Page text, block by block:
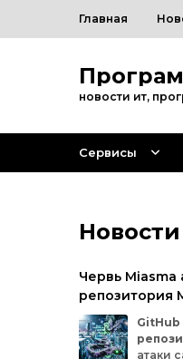
Главная
новости ит,
Сервисы
Новости
Червь Miasma
репозитория
цепочкеGitHub
атаки